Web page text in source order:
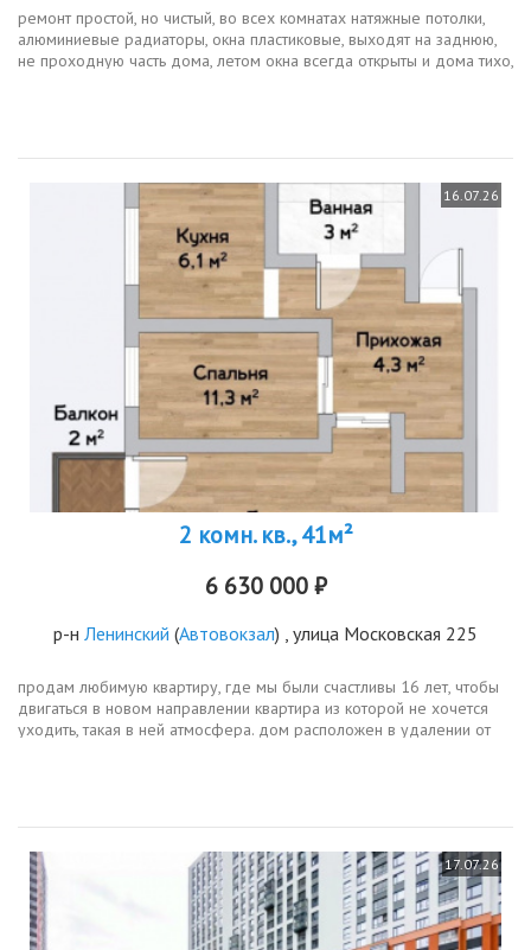
ремонт простой, но чистый, во всех комнатах натяжные потолки,
алюминиевые радиаторы, окна пластиковые, выходят на заднюю,
не проходную часть дома, летом окна всегда открыты и дома тихо,
16.07.26
2 комн. кв., 41м²
6 630 000 ₽
р-н Ленинский (Автовокзал) , улица Московская 225
продам любимую квартиру, где мы были счастливы 16 лет, чтобы
двигаться в новом направлении квартира из которой не хочется
уходить, такая в ней атмосфера. дом расположен в удалении от
17.07.26